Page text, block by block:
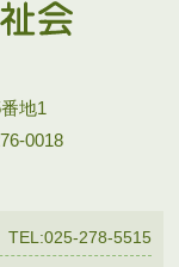
地1
0018
TEL:025-278-5515